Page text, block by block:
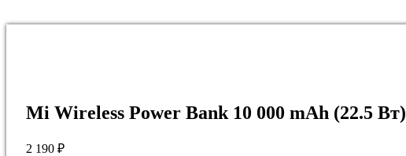
Mi Wireless Power Bank 10 000 mAh (22.5 Вт)
2 190 ₽